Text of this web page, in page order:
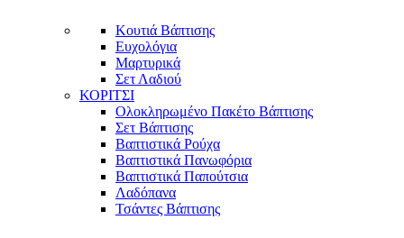
Κουτιά Βάπτισης
Ευχολόγια
Μαρτυρικά
Σετ Λαδιού
ΚΟΡΙΤΣΙ
Ολοκληρωμένο Πακέτο Βάπτισης
Σετ Βάπτισης
Βαπτιστικά Ρούχα
Βαπτιστικά Πανωφόρια
Βαπτιστικά Παπούτσια
Λαδόπανα
Τσάντες Βάπτισης